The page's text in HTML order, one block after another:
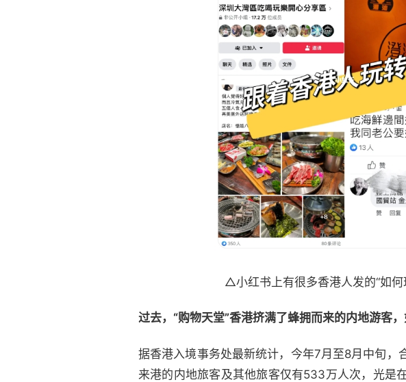
△小红书上有很多香港人发的“如何
过去，“购物天堂”香港挤满了蜂拥而来的内地游客
据香港入境事务处最新统计，今年7月至8月中旬
来港的内地旅客及其他旅客仅有533万人次，光